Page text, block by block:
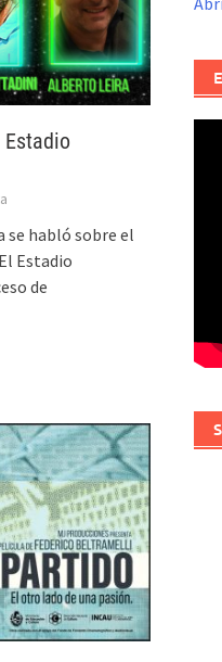
se habló sobre el
Estadio
de